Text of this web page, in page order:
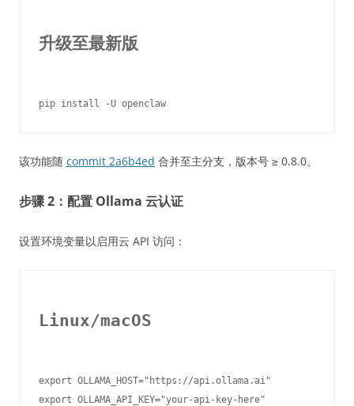
升级至最新版
该功能随 commit 2a6b4ed 合并至主分支，版本号 ≥ 0.8.0。
步骤 2：配置 Ollama 云认证
设置环境变量以启用云 API 访问：
Linux/macOS
export OLLAMA_HOST="https://api.ollama.ai"
export OLLAMA_API_KEY="your-api-key-here"